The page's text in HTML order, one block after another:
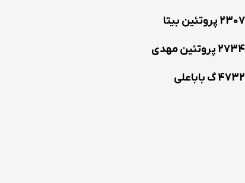
2307 پروتئین بیتا
2734 پروتئین مهدی
4732 گ باباعلی